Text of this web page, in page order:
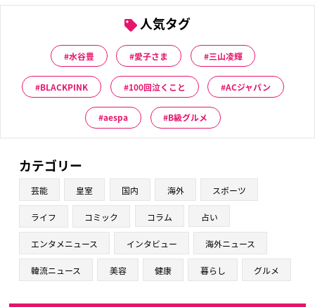
人気タグ
水谷豊 愛子さま 三山凌輝
BLACKPINK 100回泣くこと ACジャパン
aespa B級グルメ
カテゴリー
芸能 皇室 国内 海外 スポーツ
ライフ コミック コラム 占い
エンタメニュース インタビュー 海外ニュース
韓流ニュース 美容 健康 暮らし グルメ